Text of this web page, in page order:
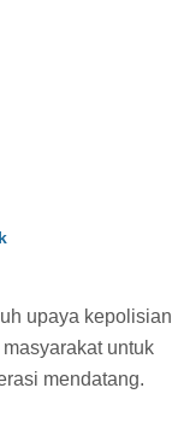
upaya kepolisian
untuk
mendatang.